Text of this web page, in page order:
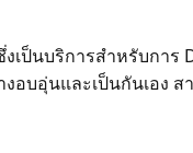
เป็นบริการสำหรับกา
บอุ่นและเป็นกันเอง
รียมมาให้พร้อมใช้งา